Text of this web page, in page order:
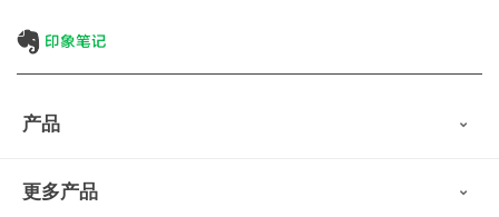
产品
会员权益
更多产品